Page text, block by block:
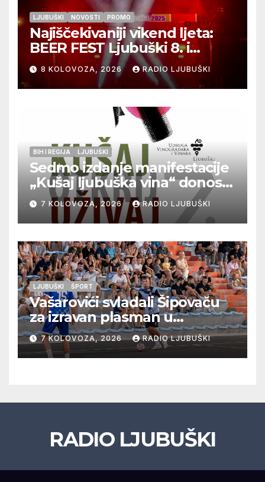
LJUBUŠKI NOVOSTI PROMO
Najiščekivaniji vikend ljeta:
BEER FEST Ljubuški 8. i
9.kolovoza
8 KOLOVOZA, 2026 RADIO LJUBUŠKI
BIH I REGIJA LJUBUŠKI
Sedmo izdanje manifestacije
„Kušaj ljubuška vina“ donosi
vrhunska vina, gastronomiju i
glazbu
7 KOLOVOZA, 2026 RADIO LJUBUŠKI
LJUBUŠKI ŠPORT
Vašarovići svladali Šipovaču
za izravan plasman u
četvrtfinale, Grab izborio
prolazak dalje, Klobuk ispao,
večeras počinje četvrtfinale
7 KOLOVOZA, 2026 RADIO LJUBUŠKI
RADIO LJUBUŠKI